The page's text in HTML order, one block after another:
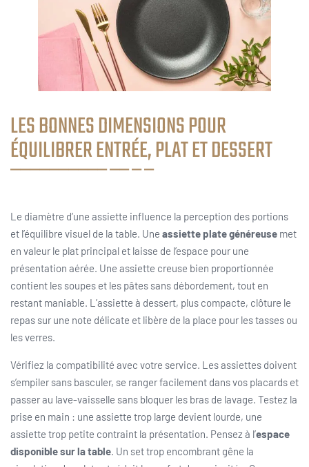
LES BONNES DIMENSIONS POUR
ÉQUILIBRER ENTRÉE, PLAT ET DESSERT
Le diamètre d’une assiette influence la perception des portions
et l’équilibre visuel de la table. Une assiette plate généreuse met
en valeur le plat principal et laisse de l’espace pour une
présentation aérée. Une assiette creuse bien proportionnée
contient les soupes et les pâtes sans débordement, tout en
restant maniable. L’assiette à dessert, plus compacte, clôture le
repas sur une note délicate et libère de la place pour les tasses ou
les verres.
Vérifiez la compatibilité avec votre service. Les assiettes doivent
s’empiler sans basculer, se ranger facilement dans vos placards et
passer au lave-vaisselle sans bloquer les bras de lavage. Testez la
prise en main : une assiette trop large devient lourde, une
assiette trop petite contraint la présentation. Pensez à l’espace
disponible sur la table. Un set trop encombrant gêne la